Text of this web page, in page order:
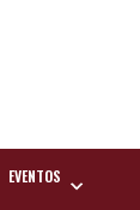
EVENTOS